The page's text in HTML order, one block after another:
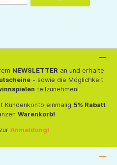
NEWSLETTER an und erhalte
- sowie die Möglichkeit
teilzunehmen!
Kundenkonto einmalig 5% Rabatt
Warenkorb!
Anmeldung!